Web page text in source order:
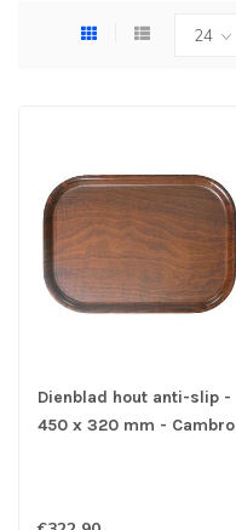
Dienblad hout anti-slip -
450 x 320 mm - Cambro |